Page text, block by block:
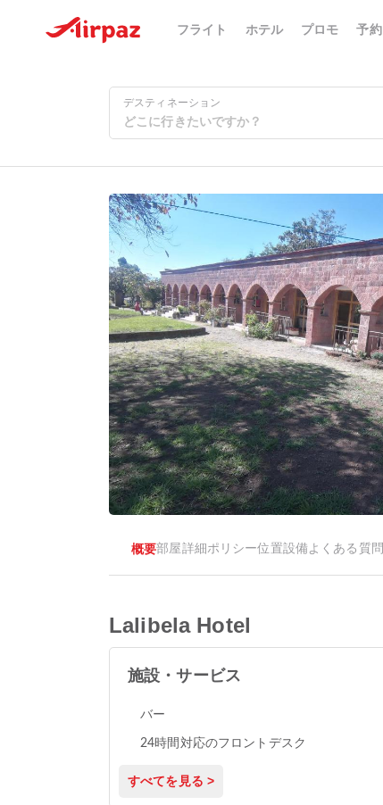
フライト ホテル プロモ 予約
デスティネーション
概要部屋詳細 ポリシー位置設備よくある質問
Lalibela Hotel
施設・サービス
バー
24時間対応のフロントデスク
すべてを見る >